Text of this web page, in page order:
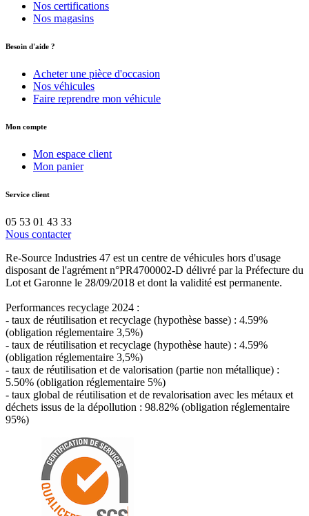
Nos certifications
Nos magasins
Besoin d'aide ?
Acheter une pièce d'occasion
Nos véhicules
Faire reprendre mon véhicule
Mon compte
Mon espace client
Mon panier
Service client
05 53 01 43 33
Nous contacter
Re-Source Industries 47 est un centre de véhicules hors d'usage
disposant de l'agrément n°PR4700002-D délivré par la Préfecture du
Lot et Garonne le 28/09/2018 et dont la validité est permanente.
Performances recyclage 2024 :
- taux de réutilisation et recyclage (hypothèse basse) : 4.59%
(obligation réglementaire 3,5%)
- taux de réutilisation et recyclage (hypothèse haute) : 4.59%
(obligation réglementaire 3,5%)
- taux de réutilisation et de valorisation (partie non métallique) :
5.50% (obligation réglementaire 5%)
- taux global de réutilisation et de revalorisation avec les métaux et
déchets issus de la dépollution : 98.82% (obligation réglementaire
95%)